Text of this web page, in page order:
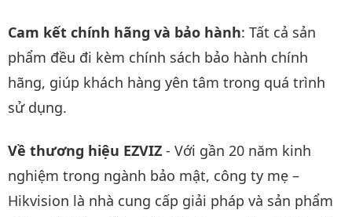
Cam kết chính hãng và bảo hành: Tất cả sản
phẩm đều đi kèm chính sách bảo hành chính
hãng, giúp khách hàng yên tâm trong quá trình
sử dụng.
Về thương hiệu EZVIZ - Với gần 20 năm kinh
nghiệm trong ngành bảo mật, công ty mẹ –
Hikvision là nhà cung cấp giải pháp và sản phẩm